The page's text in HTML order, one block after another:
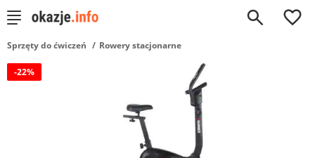
0
Sprzęty do ćwiczeń Rowery stacjonarne
-22%